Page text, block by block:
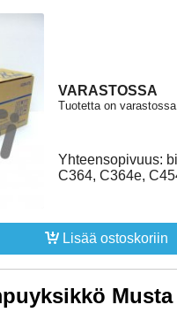
VARASTOSSA
Tuotetta on varastossa.
Yhteensopivuus:
C364, C364e,
Lisää ostoskoriin